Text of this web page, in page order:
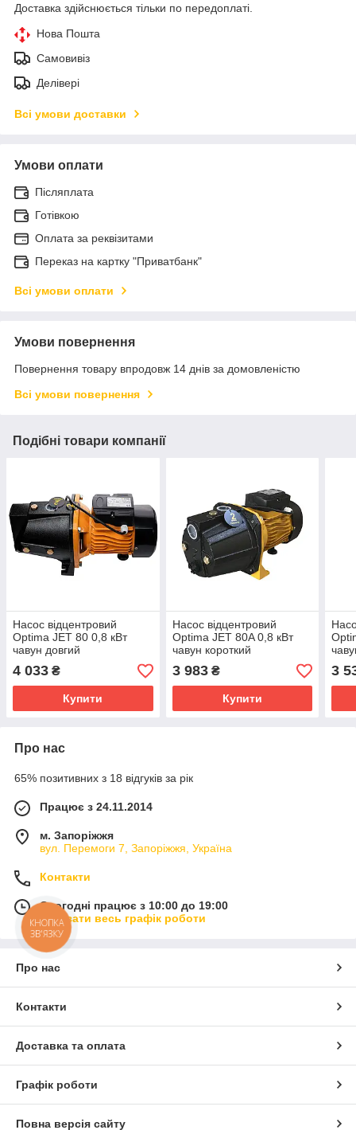
Доставка здійснюється тільки по передоплаті.
Нова Пошта
Самовивіз
Делівері
Всі умови доставки
Умови оплати
Післяплата
Готівкою
Оплата за реквізитами
Переказ на картку "Приватбанк"
Всі умови оплати
Умови повернення
Повернення товару впродовж 14 днів за домовленістю
Всі умови повернення
Подібні товари компанії
Насос відцентровий
Optima JET 80 0,8 кВт
чавун довгий
4 033 ₴
Купити
Насос відцентровий
Optima JET 80A 0,8 кВт
чавун короткий
3 983₴
Купити
3
Про нас
65% позитивних з 18 відгуків за рік
Працює з 24.11.2014
м. Запоріжжя
вул. Перемоги 7, Запоріжжя, Україна
Контакти
Сьогодні працює з 10:00 до 19:00
Показати весь графік роботи
Про нас
Контакти
Доставка та оплата
Графік роботи
Повна версія сайту
КНОПКА
ЗВ'ЯЗКУ